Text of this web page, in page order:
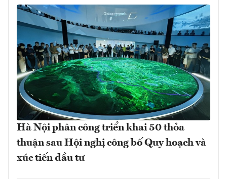
Hà Nội phân công triển khai 50 thỏa
thuận sau Hội nghị công bố Quy hoạch và
xúc tiến đầu tư